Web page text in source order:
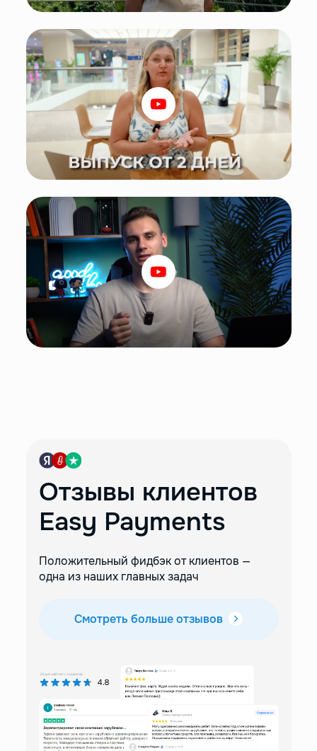
Отзывы клиентов
Easy Payments
Положительный фидбэк от клиентов —
одна из наших главных задач
Смотреть больше отзывов